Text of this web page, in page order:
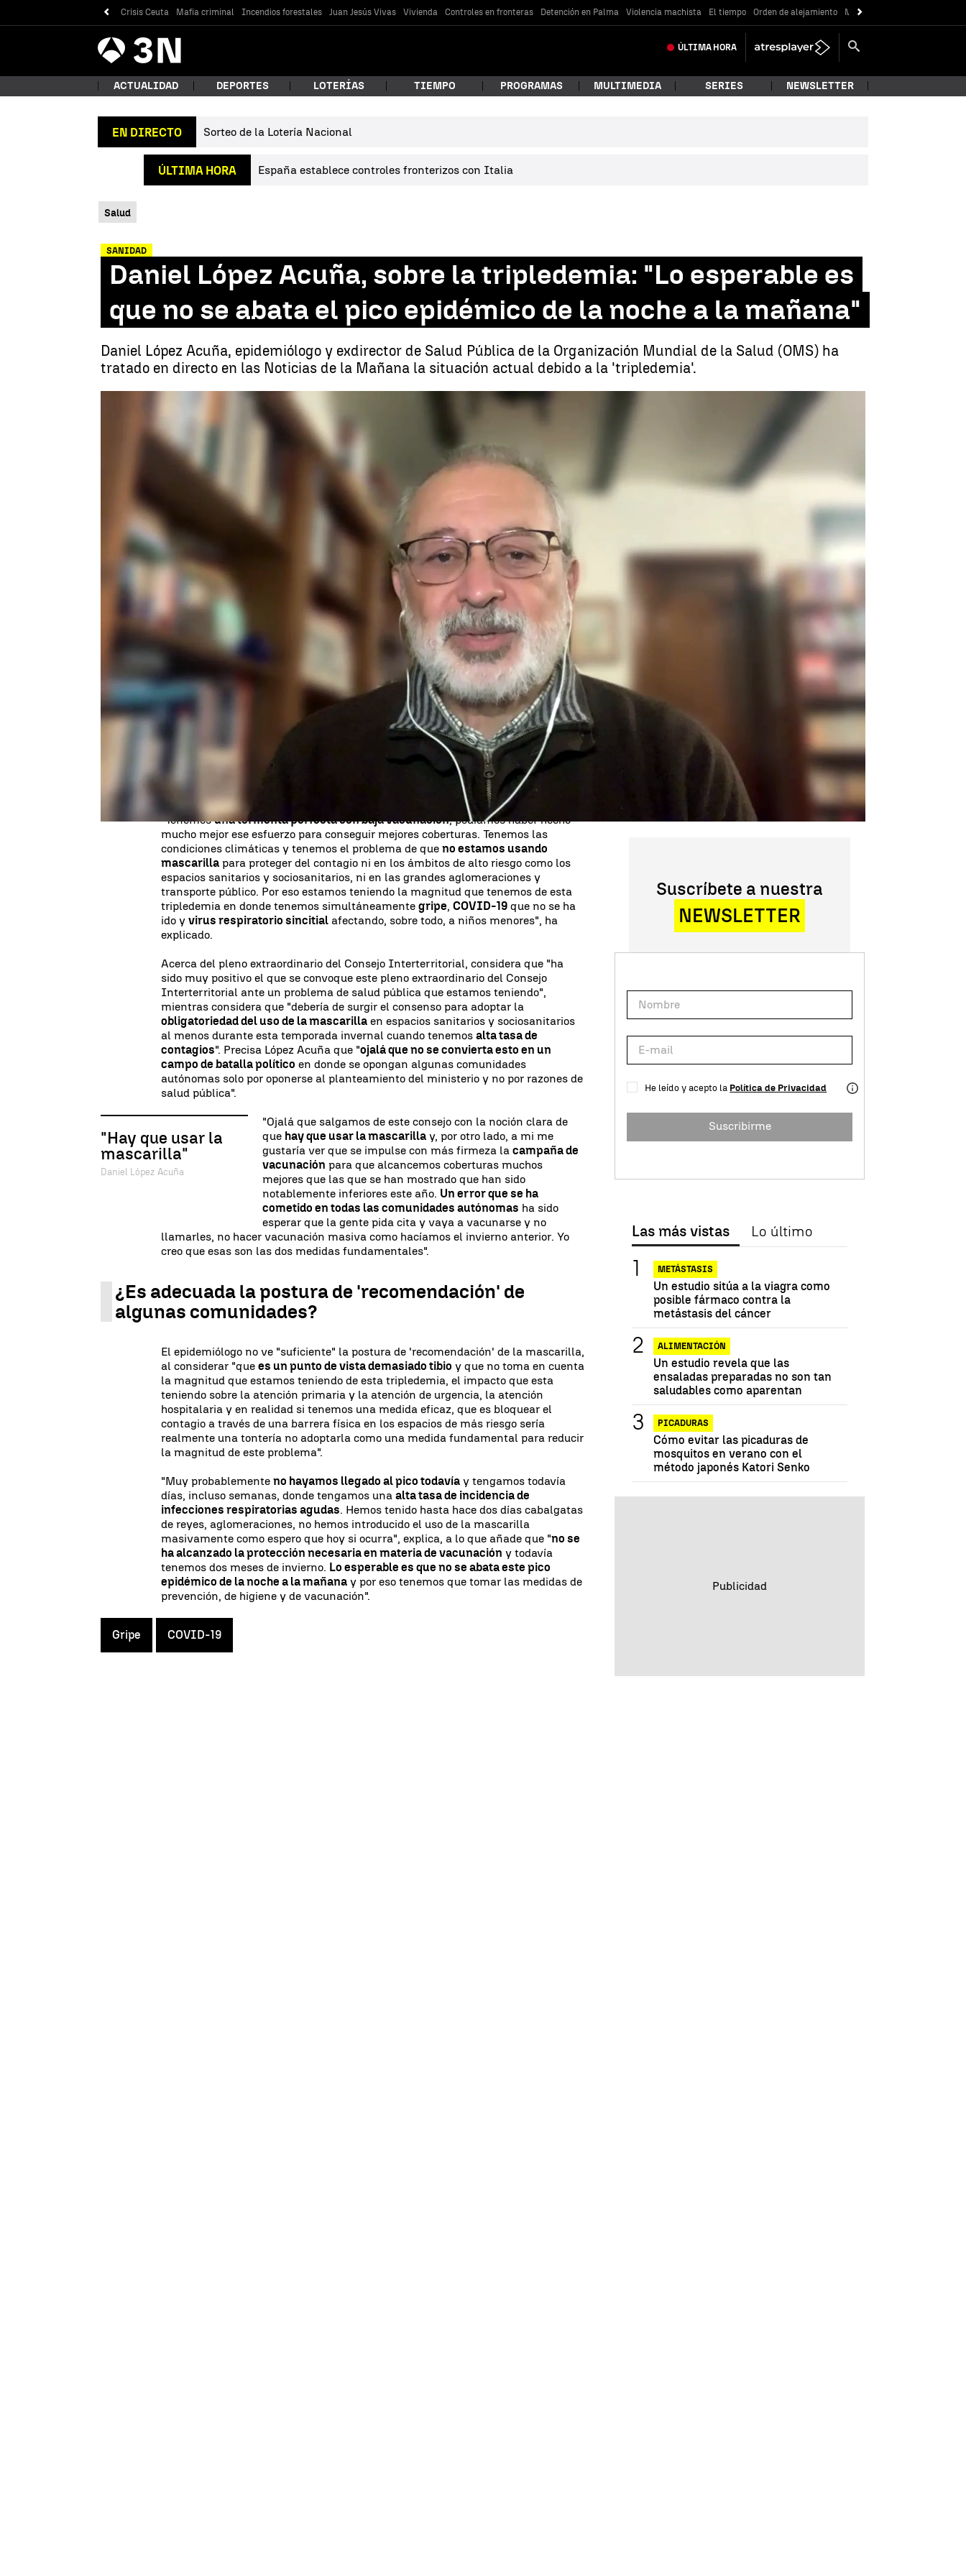
Crisis Ceuta Mafia criminal Incendios forestales Juan Jesús Vivas Vivienda Controles en fronteras Detención en Palma Violencia machista El tiempo Orden de alejamiento Messi
Antena
3 Noticias ÚLTIMA HORA
¿Qué estás buscando?
Buscar
ACTUALIDAD DEPORTES LOTERÍAS TIEMPO PROGRAMAS MULTIMEDIA SERIES NEWSLETTER
EN DIRECTO Sorteo de la Lotería Nacional
ÚLTIMA HORA España establece controles fronterizos con Italia
Salud
SANIDAD
Daniel López Acuña, sobre la tripledemia: "Lo esperable es
que no se abata el pico epidémico de la noche a la mañana"
Daniel López Acuña, epidemiólogo y exdirector de Salud Pública de la Organización Mundial de la Salud (OMS) ha
tratado en directo en las Noticias de la Mañana la situación actual debido a la 'tripledemia'.
Daniel López Acuña, sobre la saturación por la tripledemia | Antena 3 Noticias
Ángela Clemente
Actualizado:
08 de enero de 2024, 10:40
Publicado:08 de enero de 2024, 10:27
WhatsappFacebook
X Linkedin
Este lunes se ha reunido elConsejo Interterritorialen un pleno extraordinario
tras la petición de la ministra de Sanidad, Mónica García, para "unificar criterios"
con las comunidades autónomas y coordinar las medidas necesarias ante el
virus respiratorios
que han provocado el colapso de las urgencias
hospitalarias y los centros de Atención Primaria de toda España.Daniel López
, epidemiólogo y exdirector de Salud Pública de la Organización Mundial de
la Salud (OMS) ha estado en directo en las Noticias de la Mañana con Manu
Sánchez para analizar la situación actual.
"Tenemosuna tormenta perfecta con baja vacunación, podíamos haber hecho
mucho mejor ese esfuerzo para conseguir mejores coberturas. Tenemos las
condiciones climáticas y tenemos el problema de queno estamos usando
mascarilla para proteger del contagio ni en los ámbitos de alto riesgo como los
espacios sanitarios y sociosanitarios, ni en las grandes aglomeraciones y
transporte público. Por eso estamos teniendo la magnitud que tenemos de esta
tripledemia en donde tenemos simultáneamentegripe,COVID-19 que no se ha
ido yvirus respiratorio sincitial afectando, sobre todo, a niños menores", ha
explicado.
Acerca del pleno extraordinario del Consejo Interterritorial, considera que "ha
sido muy positivo el que se convoque este pleno extraordinario del Consejo
Interterritorial ante un problema de salud pública que estamos teniendo",
mientras considera que "debería de surgir el consenso para adoptar la
obligatoriedad del uso de la mascarilla en espacios sanitarios y sociosanitarios
al menos durante esta temporada invernal cuando tenemosalta tasa de
contagios". Precisa López Acuña que "ojalá que no se convierta esto en un
campo de batalla político en donde se opongan algunas comunidades
autónomas solo por oponerse al planteamiento del ministerio y no por razones de
salud pública".
"Hay que usar la
mascarilla"
Daniel López Acuña
"Ojalá que salgamos de este consejo con la noción clara de
que hay que usar la mascarillay, por otro lado, a mi me
gustaría ver que se impulse con más firmeza la campaña de
vacunación para que alcancemos coberturas muchos
mejores que las que se han mostrado que han sido
notablemente inferiores este año. Un error que se ha
cometido en todas las comunidades autónomas ha sido
esperar que la gente pida cita y vaya a vacunarse y no
llamarles, no hacer vacunación masiva como hacíamos el invierno anterior. Yo
creo que esas son las dos medidas fundamentales".
¿Es adecuada la postura de 'recomendación' de
algunas comunidades?
El epidemiólogo no ve "suficiente" la postura de 'recomendación' de la mascarilla,
al considerar "quees un punto de vista demasiado tibio y que no toma en cuenta
la magnitud que estamos teniendo de esta tripledemia, el impacto que esta
teniendo sobre la atención primaria y la atención de urgencia, la atención
hospitalaria y en realidad si tenemos una medida eficaz, que es bloquear el
contagio a través de una barrera física en los espacios de más riesgo sería
realmente una tontería no adoptarla como una medida fundamental para reducir
la magnitud de este problema".
"Muy probablementeno hayamos llegado al pico todavía y tengamos todavía
días, incluso semanas, donde tengamos unaalta tasa de incidencia de
infecciones respiratorias agudas. Hemos tenido hasta hace dos días cabalgatas
de reyes, aglomeraciones, no hemos introducido el uso de la mascarilla
masivamente como espero que hoy si ocurra", explica, a lo que añade que "no se
ha alcanzado la protección necesaria en materia de vacunación y todavía
tenemos dos meses de invierno. Lo esperable es que no se abata este pico
epidémico de la noche a la mañana y por eso tenemos que tomar las medidas de
prevención, de higiene y de vacunación".
Gripe COVID-19
Suscríbete a nuestra
NEWSLETTER
He leído y acepto la Política de Privacidad
Suscribirme
Las más vistas Lo último
METÁSTASIS
Un estudio sitúa a la viagra como
posible fármaco contra la
metástasis del cáncer
ALIMENTACIÓN
Un estudio revela que las
ensaladas preparadas no son tan
saludables como aparentan
PICADURAS
Cómo evitar las picaduras de
mosquitos en verano con el
método japonés Katori Senko